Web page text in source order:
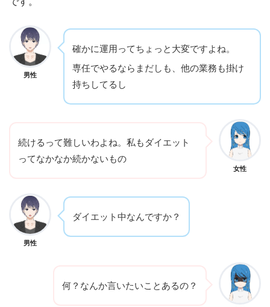
男性
確かに運用ってちょっと大変ですよね。
専任でやるならまだしも、他の業務も掛け
持ちしてるし
女性
続けるって難しいわよね。私もダイエット
ってなかなか続かないもの
男性
ダイエット中なんですか？
何？なんか言いたいことあるの？